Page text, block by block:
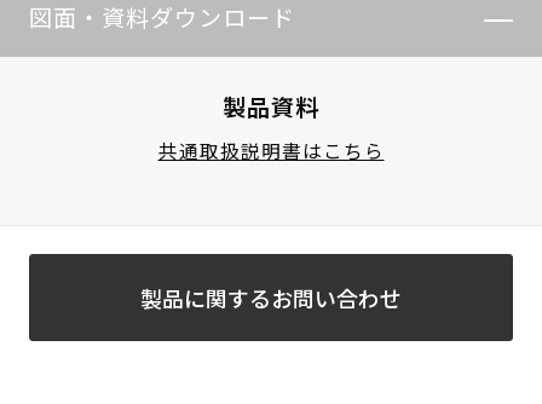
図面・資料ダウンロード
製品資料
共通取扱説明書はこちら
製品に関するお問い合わせ